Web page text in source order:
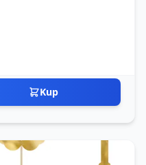
Kup